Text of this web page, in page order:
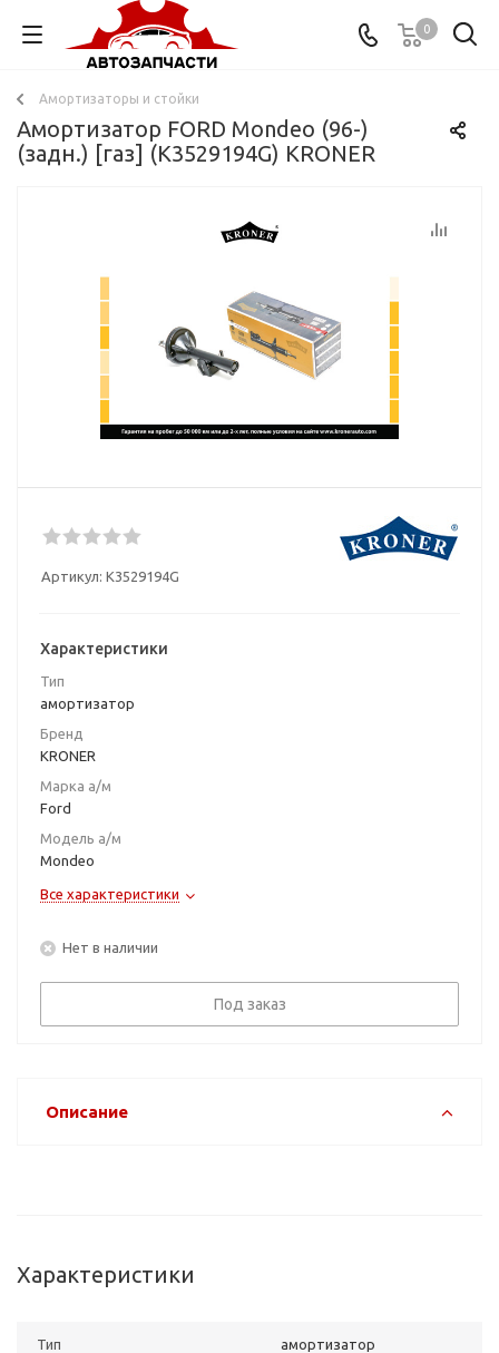
0
Амортизаторы и стойки
Амортизатор FORD Mondeo (96-)
(задн.) [газ] (K3529194G) KRONER
Артикул: K3529194G
Характеристики
Тип
амортизатор
Бренд
KRONER
Марка а/м
Ford
Модель а/м
Mondeo
Все характеристики
Нет в наличии
Под заказ
Описание
Характеристики
Тип амортизатор